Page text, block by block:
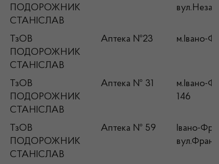
ПОДОРОЖНИК
СТАНІСЛАВ
ТзОВ
ПОДОРОЖНИК
СТАНІСЛАВ
Аптека №23 м.Івано-
ТзОВ
ПОДОРОЖНИК
СТАНІСЛАВ
Аптека № 31
м.Івано-
146
ТзОВ
ПОДОРОЖНИК
СТАНІСЛАВ
Аптека № 59
Івано-